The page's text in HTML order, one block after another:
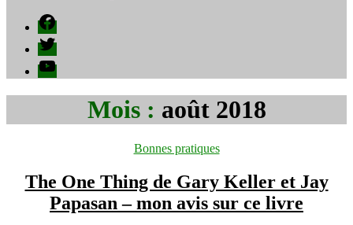
Facebook
Twitter
YouTube
Mois : août 2018
Catégories
Bonnes pratiques
The One Thing de Gary Keller et Jay
Papasan – mon avis sur ce livre